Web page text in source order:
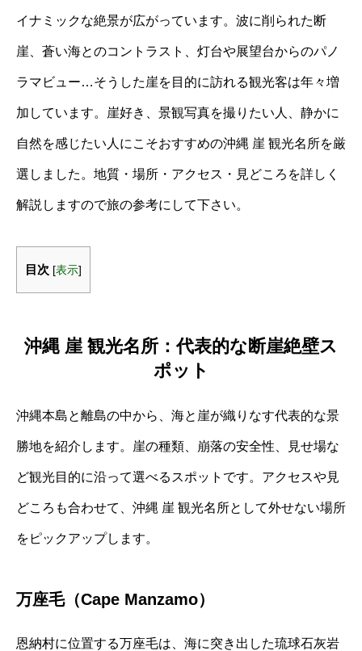
イナミックな絶景が広がっています。波に削られた断
崖、蒼い海とのコントラスト、灯台や展望台からのパノ
ラマビュー…そうした崖を目的に訪れる観光客は年々増
加しています。崖好き、景観写真を撮りたい人、静かに
自然を感じたい人にこそおすすめの沖縄 崖 観光名所を厳
選しました。地質・場所・アクセス・見どころを詳しく
解説しますので旅の参考にして下さい。
目次 [表示]
沖縄 崖 観光名所：代表的な断崖絶壁ス
ポット
沖縄本島と離島の中から、海と崖が織りなす代表的な景
勝地を紹介します。崖の種類、崩落の安全性、見せ場な
ど観光目的に沿って選べるスポットです。アクセスや見
どころも合わせて、沖縄 崖 観光名所として外せない場所
をピックアップします。
万座毛（Cape Manzamo）
恩納村に位置する万座毛は、海に突き出した琉球石灰岩